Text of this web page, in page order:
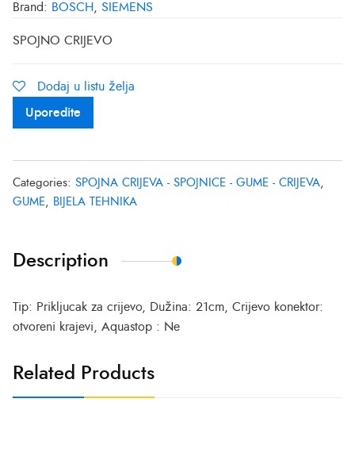
Brand: BOSCH SIEMENS
SPOJNO CRIJEVO
Dodaj u listu želja
Uporedite
Categories: SPOJNA CRIJEVA - SPOJNICE - GUME - CRIJEVA,
GUME, BIJELA TEHNIKA
Description
Tip: Prikljucak za crijevo, Dužina: 21cm, Crijevo konektor:
otvoreni krajevi, Aquastop : Ne
Related Products